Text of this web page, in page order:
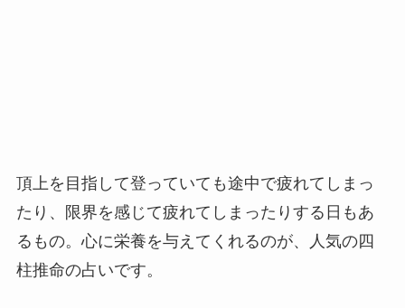
頂上を目指して登っていても途中で疲れてしまっ
たり、限界を感じて疲れてしまったりする日もあ
るもの。心に栄養を与えてくれるのが、人気の四
柱推命の占いです。